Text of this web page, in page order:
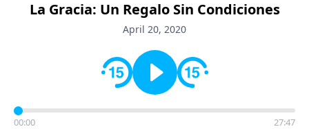
La Gracia: Un Regalo Sin Condiciones
April 20, 2020
00:00 27:47